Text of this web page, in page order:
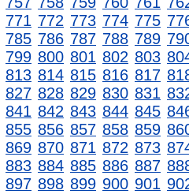
771 772 773 774 775
785 786 787 788 789
799 800 801 802 803
813 814 815 816 817
827 828 829 830 831
841 842 843 844 845
855 856 857 858 859
869 870 871 872 873
883 884 885 886 887
897 898 899 900 901